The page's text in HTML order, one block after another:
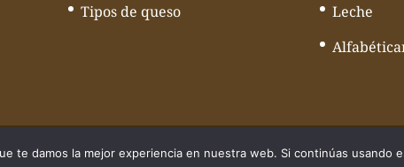
Tipos de queso
Leche
Mundoquesos - Web desarrollado porVolcànic
te damos la mejor experiencia en nuestra web. Si continúas usando